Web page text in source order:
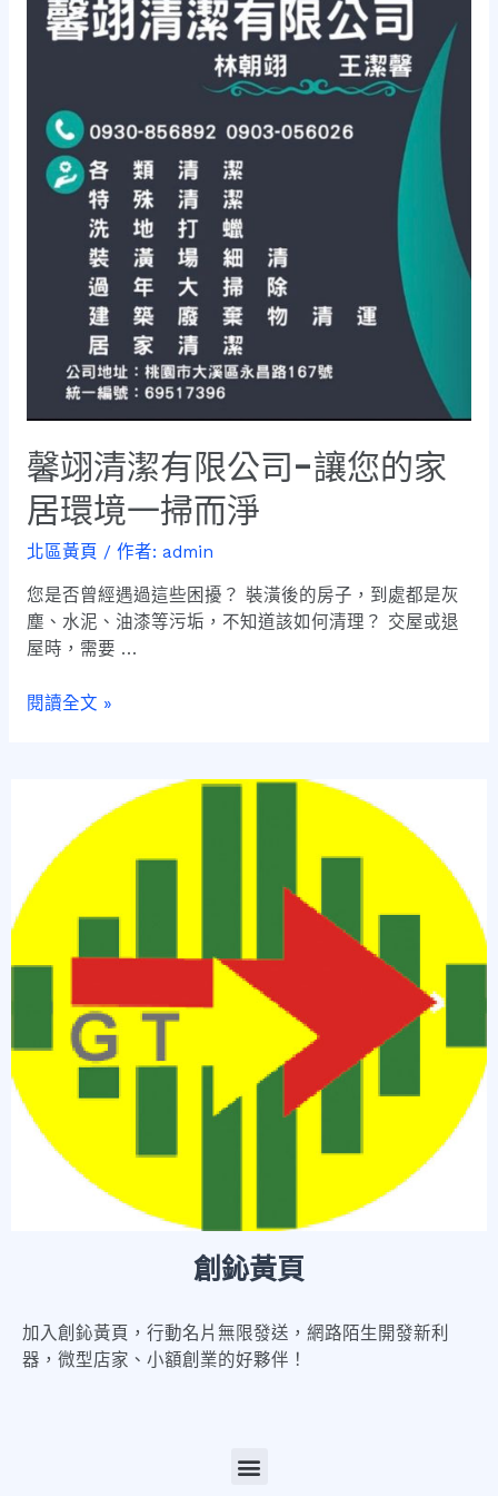
馨翊清潔有限公司-讓您的家
居環境一掃而淨
北區黃頁 / 作者: admin
您是否曾經遇過這些困擾？ 裝潢後的房子，到處都是灰
塵、水泥、油漆等污垢，不知道該如何清理？ 交屋或退
屋時，需要 …
閱讀全文 »
創鈊黃頁
加入創鈊黃頁，行動名片無限發送，網路陌生開發新利
器，微型店家、小額創業的好夥伴！